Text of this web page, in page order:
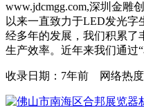
www.jdcmgg.com,深圳金雕
以来一直致力于LED发光字
经多年的发展，我们积累了
生产效率。近年来我们通过
收录日期： 7年前 网络热